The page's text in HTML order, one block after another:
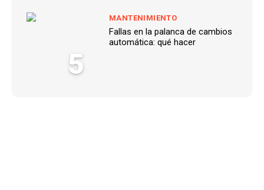
5
MANTENIMIENTO
Fallas en la palanca de cambios
automática: qué hacer